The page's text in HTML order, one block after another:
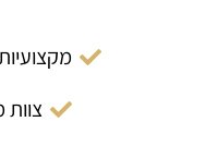
מקצועיות
צוות